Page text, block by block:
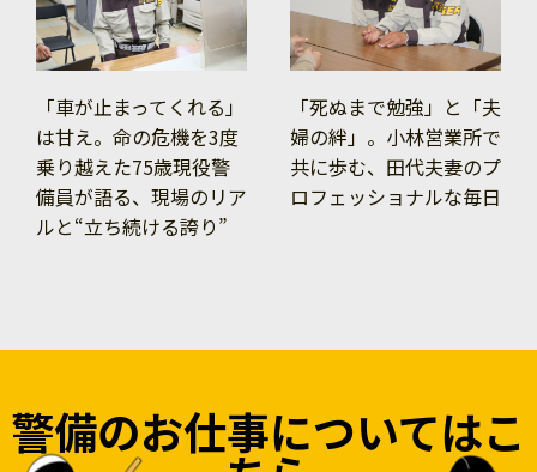
「車が止まってくれる」
は甘え。命の危機を3度
乗り越えた75歳現役警
備員が語る、現場のリア
ルと“立ち続ける誇り”
「死ぬまで勉強」と「夫
婦の絆」。小林営業所で
共に歩む、田代夫妻のプ
ロフェッショナルな毎日
警備のお仕事についてはこ